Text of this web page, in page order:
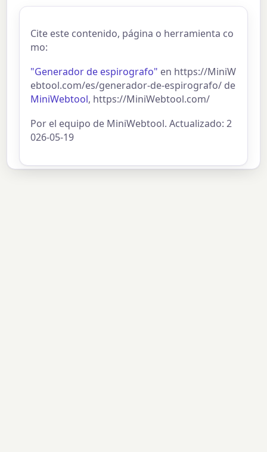
Cite este contenido, página o herramienta co
mo:
"Generador de espirografo" en https://MiniW
ebtool.com/es/generador-de-espirografo/ de
MiniWebtool, https://MiniWebtool.com/
Por el equipo de MiniWebtool. Actualizado: 2
026-05-19